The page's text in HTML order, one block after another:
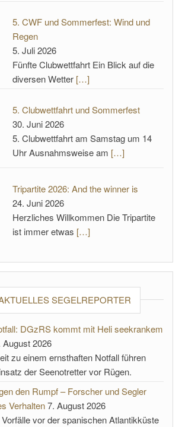
5. CWF und Sommerfest: Wind und
Regen
5. Juli 2026
Fünfte Clubwettfahrt Ein Blick auf die
diversen Wetter […]
5. Clubwettfahrt und Sommerfest
30. Juni 2026
5. Clubwettfahrt am Samstag um 14
Uhr Ausnahmsweise am […]
Tripartite 2026: And the winner is
24. Juni 2026
Herzliches Willkommen Die Tripartite
ist immer etwas […]
SEGELREPORTER
DGzRS kommt mit Heli seekrankem
August 2026
zu einem ernsthaften Notfall führen
der Seenotretter vor Rügen.
den Rumpf – Forscher und Segler
Verhalten7. August 2026
vor der spanischen Atlantikküste